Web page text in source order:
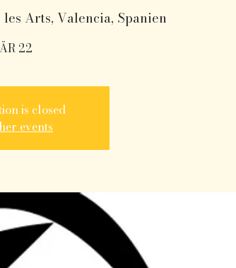
les Arts, Valencia, Spanien
22
is closed
events